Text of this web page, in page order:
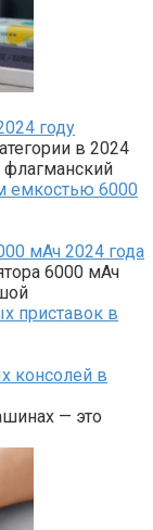
году
в 2024
мАч 2024 года
6000 мАч
консолей в
— это